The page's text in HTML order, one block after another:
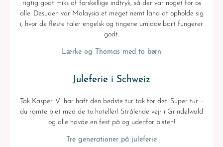
rigtig godt miks af forskellige indtryk, så der var noget for os
alle. Desuden var Malaysia et meget nemt land at opholde sig
i, hvor de fleste taler engelsk og tingene umiddelbart fungerer
godt.
Lærke og Thomas med to børn
Juleferie i Schweiz
Tak Kasper. Vi har haft den bedste tur tak for det. Super tur –
du ramte plet med de to hoteller! Strålende vejr i Grindelwald
og alle havde en fest på og udenfor pisten!
Tre generationer på juleferie